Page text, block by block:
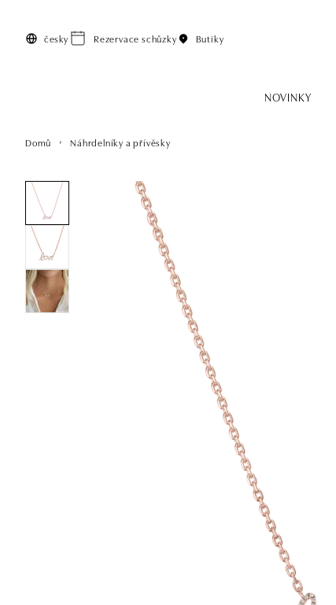
česky Rezervace schůzky Butiky
NOVINKY
Domů Náhrdelníky a přívěsky